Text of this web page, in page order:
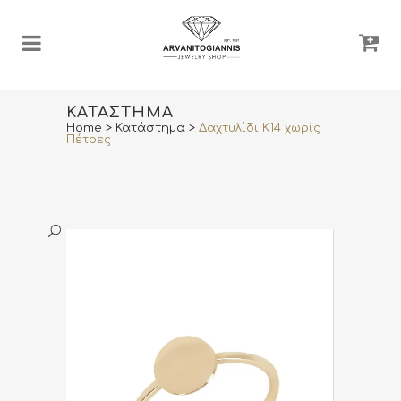
ΚΑΤΆΣΤΗΜΑ
Home > Κατάστημα > Δαχτυλίδι Κ14 χωρίς
Πέτρες